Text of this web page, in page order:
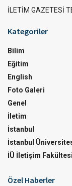
İLETİM GAZETESİ
Kategoriler
Bilim
Eğitim
English
Foto Galeri
Genel
İletim
İstanbul
İstanbul
İÜ İletişim Fakültesi
Özel Haberler